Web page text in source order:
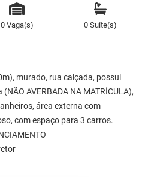
0 Vaga(s) 0 Suíte(s)
murado, rua calçada, possui
AVERBADA NA MATRÍCULA),
área externa com
com espaço para 3 carros.